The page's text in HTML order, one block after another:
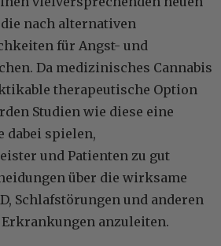
nach alternativen
für Angst- und
Da medizinisches Cannabis
therapeutische Option
Studien wie diese eine
dabei spielen,
und Patienten zu gut
über die wirksame
Schlafstörungen und anderen
anzuleiten.